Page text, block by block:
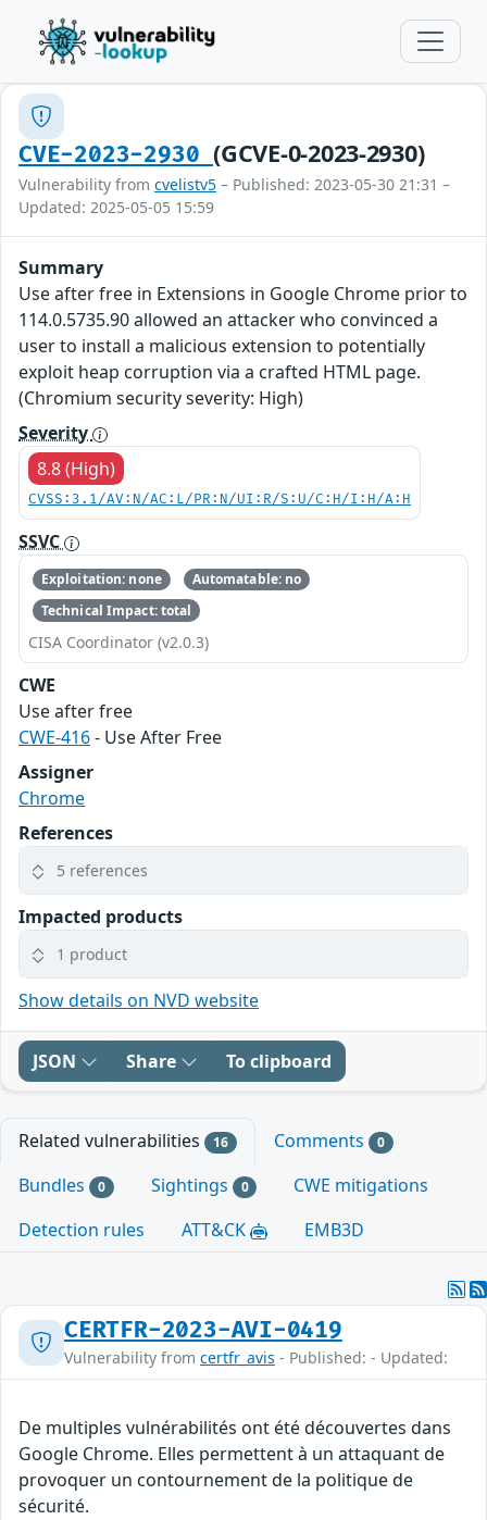
CVE-2023-2930(GCVE-0-2023-2930)
Vulnerability from cvelistv5 – Published: 2023-05-30 21:31 –
Updated: 2025-05-05 15:59
Summary
Use after free in Extensions in Google Chrome prior to
114.0.5735.90 allowed an attacker who convinced a
user to install a malicious extension to potentially
exploit heap corruption via a crafted HTML page.
(Chromium security severity: High)
Severity
8.8 (High)
CVSS:3.1/AV:N/AC:L/PR:N/UI:R/S:U/C:H/I:H/A:H
SSVC
Exploitation: none
Automatable: no
Technical Impact: total
CISA Coordinator (v2.0.3)
CWE
Use after free
CWE-416- Use After Free
Assigner
Chrome
References
5 references
Impacted products
1 product
Show details on NVD website
JSON Share To clipboard
Related vulnerabilities 16 Comments 0
Bundles 0 Sightings 0
CWE mitigations
Detection rules
ATT&CK EMB3D
CERTFR-2023-AVI-0419
Vulnerability from certfr_avis - Published: - Updated:
De multiples vulnérabilités ont été découvertes dans
Google Chrome. Elles permettent à un attaquant de
provoquer un contournement de la politique de
sécurité.